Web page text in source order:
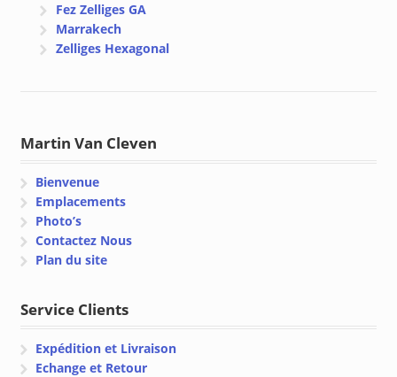
Fez Zelliges GA
Marrakech
Zelliges Hexagonal
Martin Van Cleven
Bienvenue
Emplacements
Photo’s
Contactez Nous
Plan du site
Service Clients
Expédition et Livraison
Echange et Retour